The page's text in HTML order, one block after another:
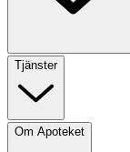
Tjänster
Om Apoteket